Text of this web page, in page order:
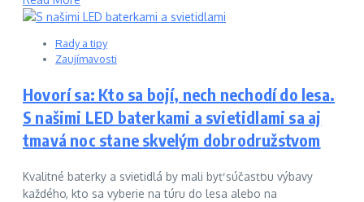
Rady a tipy
Zaujímavosti
Hovorí sa: Kto sa bojí, nech nechodí do lesa.
S našimi LED baterkami a svietidlami sa aj
tmavá noc stane skvelým dobrodružstvom
Kvalitné baterky a svietidlá by mali byť súčasťou výbavy
každého, kto sa vyberie na túru do lesa alebo na